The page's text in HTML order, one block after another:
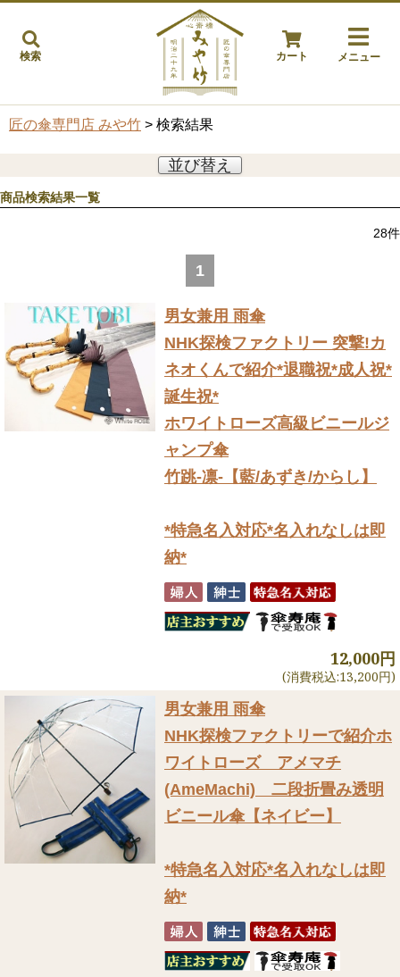
検索 カート メニュー
匠の傘専門店 みや竹 > 検索結果
並び替え
商品検索結果一覧
28件
1
男女兼用 雨傘
NHK探検ファクトリー 突撃!カ
ネオくんで紹介*退職祝*成人祝*
誕生祝*
ホワイトローズ高級ビニールジ
ャンプ傘
竹跳-凛-【藍/あずき/からし】
*特急名入対応*名入れなしは即
納*
12,000円
(消費税込:13,200円)
男女兼用 雨傘
NHK探検ファクトリーで紹介ホ
ワイトローズ アメマチ
(AmeMachi) 二段折畳み透明
ビニール傘【ネイビー】
*特急名入対応*名入れなしは即
納*